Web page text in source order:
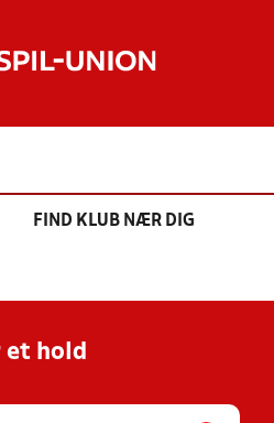
FIND KLUB NÆR DIG
et hold